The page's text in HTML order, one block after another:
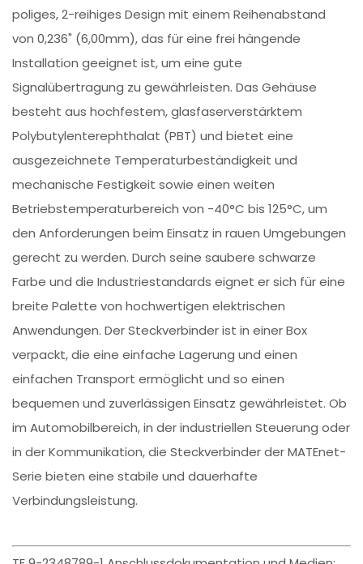
poliges, 2-reihiges Design mit einem Reihenabstand
von 0,236" (6,00mm), das für eine frei hängende
Installation geeignet ist, um eine gute
Signalübertragung zu gewährleisten. Das Gehäuse
besteht aus hochfestem, glasfaserverstärktem
Polybutylenterephthalat (PBT) und bietet eine
ausgezeichnete Temperaturbeständigkeit und
mechanische Festigkeit sowie einen weiten
Betriebstemperaturbereich von -40°C bis 125°C, um
den Anforderungen beim Einsatz in rauen Umgebungen
gerecht zu werden. Durch seine saubere schwarze
Farbe und die Industriestandards eignet er sich für eine
breite Palette von hochwertigen elektrischen
Anwendungen. Der Steckverbinder ist in einer Box
verpackt, die eine einfache Lagerung und einen
einfachen Transport ermöglicht und so einen
bequemen und zuverlässigen Einsatz gewährleistet. Ob
im Automobilbereich, in der industriellen Steuerung oder
in der Kommunikation, die Steckverbinder der MATEnet-
Serie bieten eine stabile und dauerhafte
Verbindungsleistung.